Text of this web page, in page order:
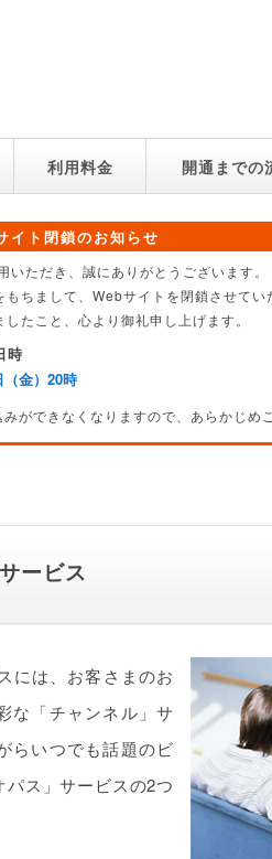
利用料金 開通までの
イト閉鎖のお知らせ
ただき、誠にありがとうございます。
ちまして、Webサイトを閉鎖させてい
たこと、心より御礼申し上げます。
時
金）20時
ができなくなりますので、あらかじめ
ービス
には、お客さまのお
な「チャンネル」サ
らいつでも話題のビ
ス」サービスの2つ